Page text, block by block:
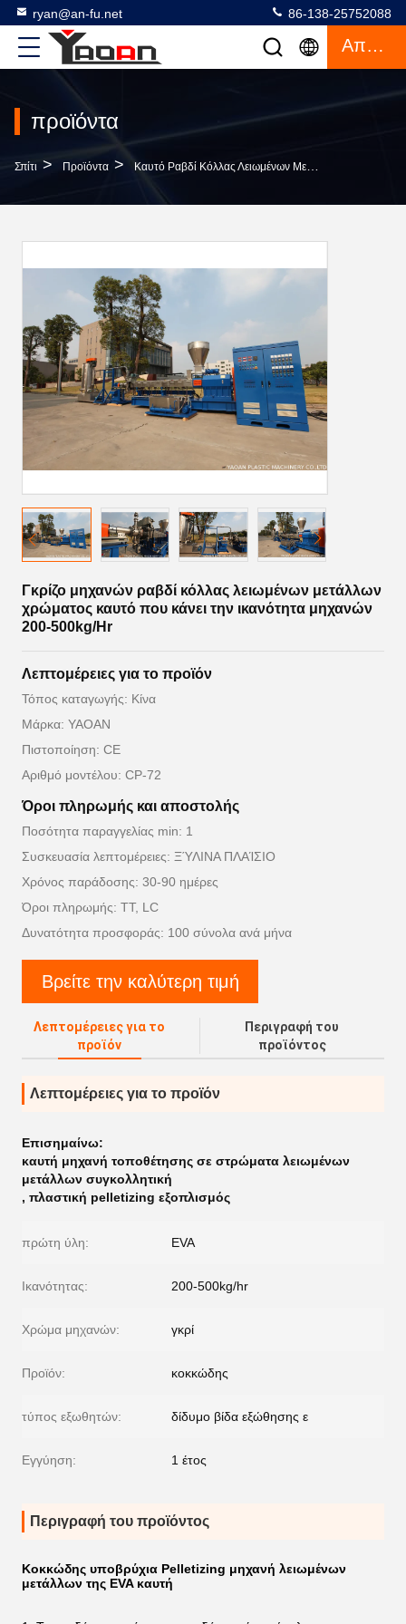
ryan@an-fu.net 86-138-25752088
Απόσπασμα
προϊόντα
Σπίτι > Προϊόντα > Καυτό Ραβδί Κόλλας Λειωμένων Μετάλλων Που Κατασκευάζει Τη Μηχανή
Γκρίζο μηχανών ραβδί κόλλας λειωμένων μετάλλων
χρώματος καυτό που κάνει την ικανότητα μηχανών
200-500kg/Hr
Λεπτομέρειες για το προϊόν
Τόπος καταγωγής: Κίνα
Μάρκα: YAOAN
Πιστοποίηση: CE
Αριθμό μοντέλου: CP-72
Όροι πληρωμής και αποστολής
Ποσότητα παραγγελίας min: 1
Συσκευασία λεπτομέρειες: ΞΎΛΙΝΑ ΠΛΑΊΣΙΟ
Χρόνος παράδοσης: 30-90 ημέρες
Όροι πληρωμής: TT, LC
Δυνατότητα προσφοράς: 100 σύνολα ανά μήνα
Βρείτε την καλύτερη τιμή
Λεπτομέρειες για το
προϊόν
Περιγραφή του
προϊόντος
Λεπτομέρειες για το προϊόν
Επισημαίνω:
καυτή μηχανή τοποθέτησης σε στρώματα λειωμένων
μετάλλων συγκολλητική
, πλαστική pelletizing εξοπλισμός
πρώτη ύλη: EVA
Ικανότητας: 200-500kg/hr
Χρώμα μηχανών: γκρί
Προϊόν: κοκκώδης
τύπος εξωθητών: δίδυμο βίδα εξώθησης ε
Εγγύηση: 1 έτος
Περιγραφή του προϊόντος
Κοκκώδης υποβρύχια Pelletizing μηχανή λειωμένων
μετάλλων της EVA καυτή